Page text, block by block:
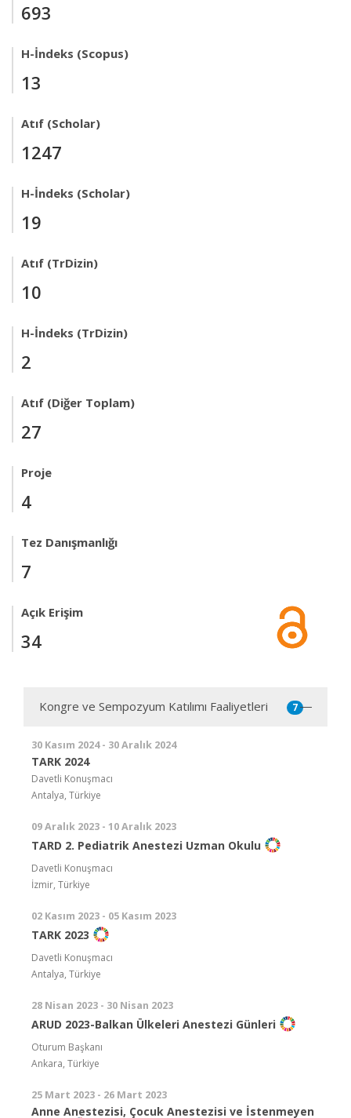
693
H-İndeks (Scopus)
13
Atıf (Scholar)
1247
H-İndeks (Scholar)
19
Atıf (TrDizin)
10
H-İndeks (TrDizin)
2
Atıf (Diğer Toplam)
27
Proje
4
Tez Danışmanlığı
7
Açık Erişim
34
Kongre ve Sempozyum Katılımı Faaliyetleri 7
30 Kasım 2024 - 30 Aralık 2024
TARK 2024
Davetli Konuşmacı
Antalya, Türkiye
09 Aralık 2023 - 10 Aralık 2023
TARD 2. Pediatrik Anestezi Uzman Okulu
Davetli Konuşmacı
İzmir, Türkiye
02 Kasım 2023 - 05 Kasım 2023
TARK 2023
Davetli Konuşmacı
Antalya, Türkiye
28 Nisan 2023 - 30 Nisan 2023
ARUD 2023-Balkan Ülkeleri Anestezi Günleri
Oturum Başkanı
Ankara, Türkiye
25 Mart 2023 - 26 Mart 2023
Anne Anestezisi, Çocuk Anestezisi ve İstenmeyen